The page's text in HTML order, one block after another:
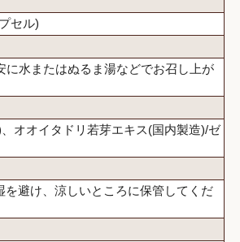
セル)
に水またはぬるま湯などでお召し上が
オオイタドリ若芽エキス(国内製造)/ゼ
を避け、涼しいところに保管してくだ